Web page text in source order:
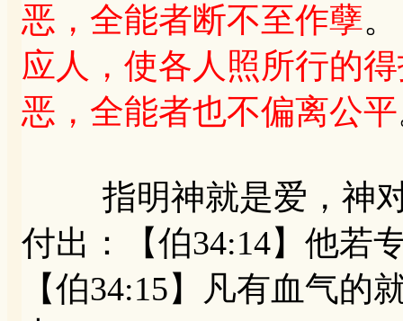
恶，全能者断不至作孽
应人，使各人照所行的
恶，全能者也不偏离公平
指明神就是爱，神对
付出：【伯34:14】他若
【伯34:15】凡有血气